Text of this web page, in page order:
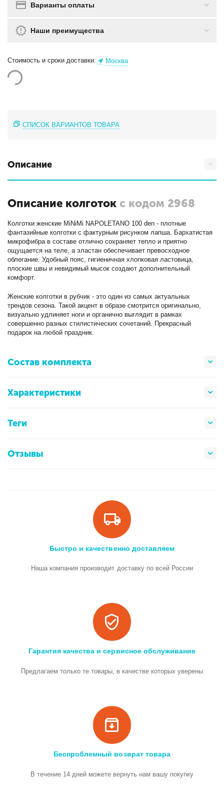
Варианты оплаты
Наши преимущества
Стоимость и сроки доставки: Москва
СПИСОК ВАРИАНТОВ ТОВАРА
Описание
Описание колготок с кодом 2968
Колготки женские MiNiMi NAPOLETANO 100 den - плотные
фантазийные колготки с фактурным рисунком лапша. Бархатистая
микрофибра в составе отлично сохраняет тепло и приятно
ощущается на теле, а эластан обеспечивает превосходное
облегание. Удобный пояс, гигиеничная хлопковая ластовица,
плоские швы и невидимый мысок создают дополнительный
комфорт.
Женские колготки в рубчик - это один из самых актуальных
трендов сезона. Такой акцент в образе смотрится оригинально,
визуально удлиняет ноги и органично выглядит в рамках
совершенно разных стилистических сочетаний. Прекрасный
подарок на любой праздник.
Состав комплекта
Характеристики
Теги
Отзывы
Быстро и качественно доставляем
Наша компания производит доставку по всей России
Гарантия качества и сервисное обслуживание
Предлагаем только те товары, в качестве которых уверены
Беспроблемный возврат товара
В течение 14 дней можете вернуть нам вашу покупку